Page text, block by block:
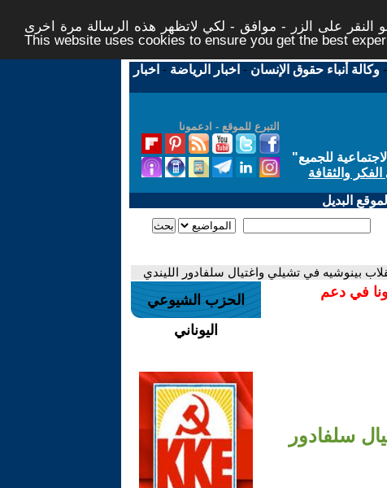
النقر على الزر - موافق - لكي لاتظهر هذه الرسالة مرة اخرى -
This website uses cookies to ensure you get the best
-وكالة أنباء حقوق الإنسان - اخبار الرياضة - اخبار
التبرع للموقع - ادعمونا
للجميع"
والثقافة
البديل
بينوشيه في تشيلي واغتيال سلفادور الليندي
في دعم
سلفادور
الحزب الشيوعي
اليوناني